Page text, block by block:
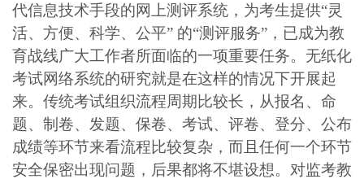
代信息技术手段的网上测评系统，为考生提供“灵
活、方便、科学、公平” 的“测评服务”，已成为教
育战线广大工作者所面临的一项重要任务。无纸化
考试网络系统的研究就是在这样的情况下开展起
来。传统考试组织流程周期比较长，从报名、命
题、制卷、发题、保卷、考试、评卷、登分、公布
成绩等环节来看流程比较复杂，而且任何一个环节
安全保密出现问题，后果都将不堪设想。对监考教